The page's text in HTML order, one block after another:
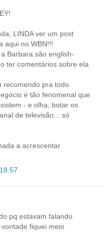
LINDA ver um post
aqui no WBN!!!
Barbara são english-
ter comentários sobre ela
recomendo pra todo
é tão fenomenal que
- e olha, botar os
de televisão... só
a acrescentar.
pq estavam falando
fiquei meio